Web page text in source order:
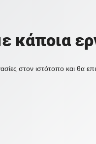
στον ιστότοπο και θα